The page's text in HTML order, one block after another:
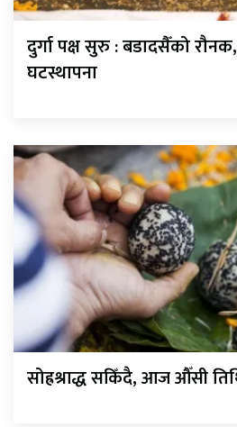
दुर्गा पक्ष सुरु : बडादसैँको
घटस्थापना
सोह्रश्राद्ध सकिँदै, आज औँसी